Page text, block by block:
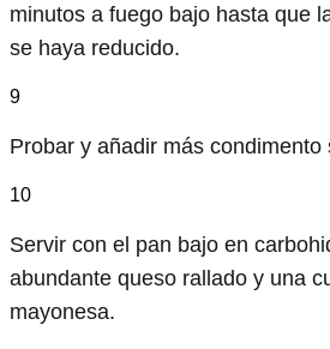
minutos a fuego bajo hasta que
se haya reducido.
9
Probar y añadir más condimento
10
Servir con el pan bajo en
abundante queso rallado y una
mayonesa.